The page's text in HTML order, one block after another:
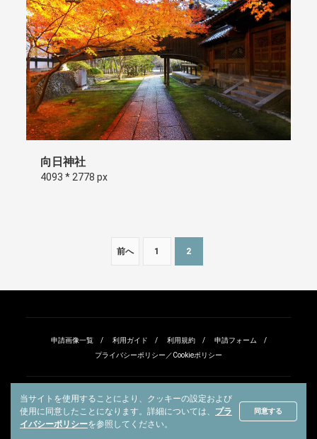
当サイトを使用することにより、クッキーの設定および
使用に同意したことになります。 詳細については、 プラ
イバシーポリシーを参照してください。
同意する
向日神社
4093 * 2778 px
前へ 1 2
申請画像一覧 利用ガイド 利用規約
申請フォーム
プライバシーポリシー／Cookieポリシー
Copyright © All rights reserved.